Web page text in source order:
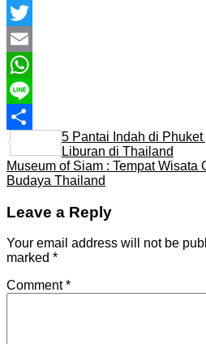
Facebook
Twitter
Email
WhatsApp
Line
Share
5 Pantai Indah di
Liburan di Thailand
Museum of Siam : Tempat Wisata
Budaya Thailand
Leave a Reply
Your email address will not be
marked *
Comment*